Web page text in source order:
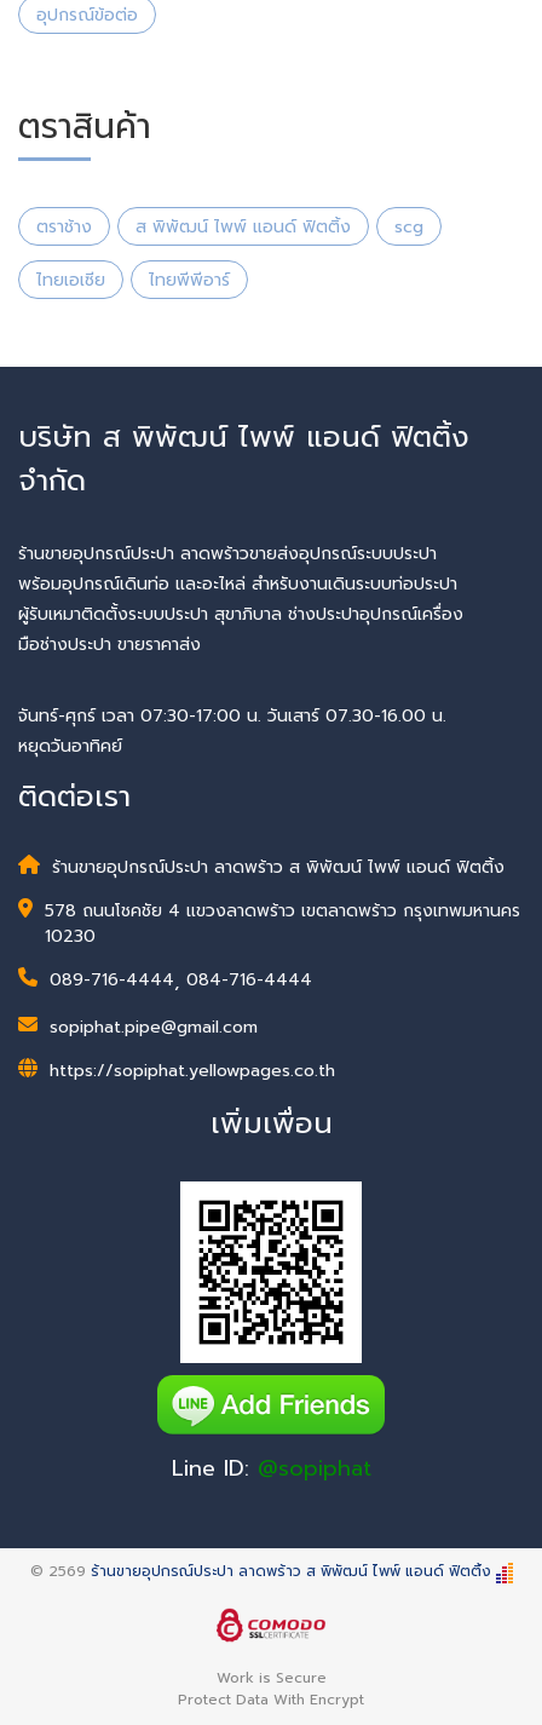
อุปกรณ์ข้อต่อ
ตราสินค้า
ตราช้าง ส พิพัฒน์ ไพพ์ แอนด์ ฟิตติ้ง scg
ไทยเอเซีย ไทยพีพีอาร์
บริษัท ส พิพัฒน์ ไพพ์ แอนด์ ฟิตติ้ง
จำกัด
ร้านขายอุปกรณ์ประปา ลาดพร้าวขายส่งอุปกรณ์ระบบประปา
พร้อมอุปกรณ์เดินท่อ และอะไหล่ สำหรับงานเดินระบบท่อประปา
ผู้รับเหมาติดตั้งระบบประปา สุขาภิบาล ช่างประปาอุปกรณ์เครื่อง
มือช่างประปา ขายราคาส่ง
จันทร์-ศุกร์ เวลา 07:30-17:00 น. วันเสาร์ 07.30-16.00 น.
หยุดวันอาทิคย์
ติดต่อเรา
ร้านขายอุปกรณ์ประปา ลาดพร้าว ส พิพัฒน์ ไพพ์ แอนด์ ฟิตติ้ง
578 ถนนโชคชัย 4 แขวงลาดพร้าว เขตลาดพร้าว กรุงเทพมหานคร
10230
089-716-4444, 084-716-4444
sopiphat.pipe@gmail.com
https://sopiphat.yellowpages.co.th
เพิ่มเพื่อน
Line ID: @sopiphat
© 2569 ร้านขายอุปกรณ์ประปา ลาดพร้าว ส พิพัฒน์ ไพพ์ แอนด์ ฟิตติ้ง
Work is Secure
Protect Data With Encrypt